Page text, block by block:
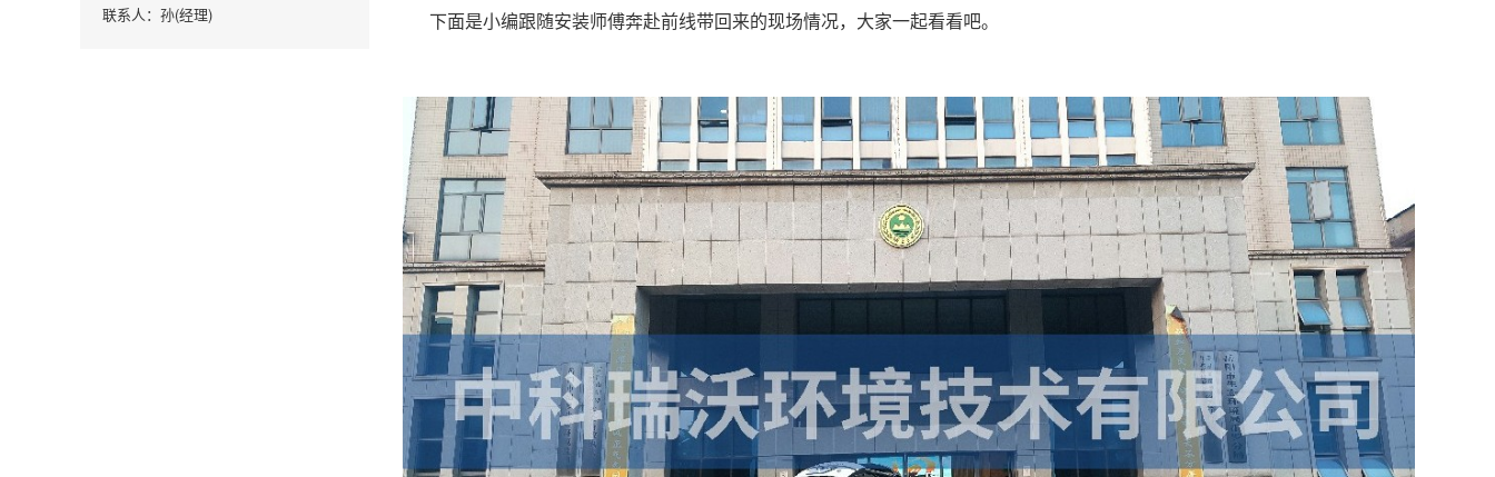
联系人：孙(经理)
下面是小编跟随安装师傅奔赴前线带回来的现场情况，大家一起看看吧。